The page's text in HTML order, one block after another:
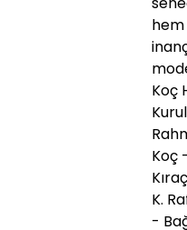
hem
Koç
Koç
K.
-